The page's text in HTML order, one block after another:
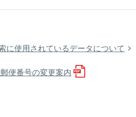
に使用されているデータについて
便番号の変更案内